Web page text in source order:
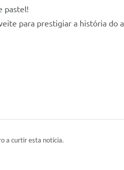
pastel!
para prestigiar a história do
a curtir esta notícia.